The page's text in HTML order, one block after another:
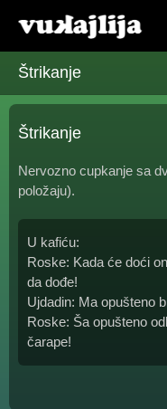
Štrikanje
Štrikanje
Nervozno cupkanje sa
položaju).
U kafiću:
Roske: Kada će doći
da dođe!
Ujdadin: Ma opušteno
Roske: Ša opušteno
čarape!